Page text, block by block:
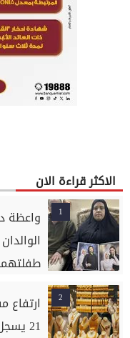
الاكثر قراءة الان
1
واعظة
2
21 يسجل 6115 جنيهًا